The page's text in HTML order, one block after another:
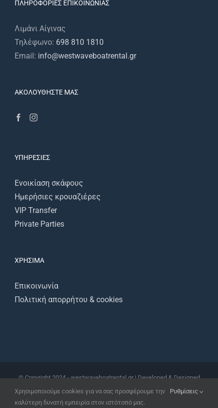
ΠΛΗΡΟΦΟΡΊΕΣ ΕΠΙΚΟΙΝΩΝΊΑΣ
Λιμάνι Αίγινας
Τηλέφωνο: 698 810 1810
Email: info@westwaveboatrental.gr
ΑΚΟΛΟΥΘΉΣΤΕ ΜΑΣ
ΥΠΗΡΕΣΊΕΣ
Ενοικίαση σκάφους
Ημερήσιες κρουαζιέρες
VIP Transfer
Private Parties
ΧΡΉΣΙΜΑ
Επικοινωνία
Πολιτική απορρήτου & cookies
© Copyright 2024 - westwaveboatrental.gr | Developed & Designed
byDigital Artworks &Devify
Χρησιμοποιούμε cookies για να σας προσφέρουμε την
καλύτερη δυνατή εμπειρία στον ιστότοπό μας.
Ρυθμίσεις